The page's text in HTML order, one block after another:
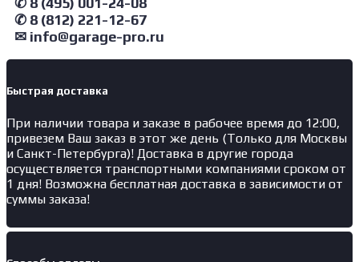
✆ 8 (812) 221-12-67
✉ info@garage-pro.ru
Быстрая доставка
При наличии товара и заказе в рабочее время до 12:00,
привезем Ваш заказ в этот же день (Только для Москвы
и Санкт-Петербурга)! Доставка в другие города
осуществляется транспортными компаниями сроком от
1 дня! Возможна бесплатная доставка в зависимости от
суммы заказа!